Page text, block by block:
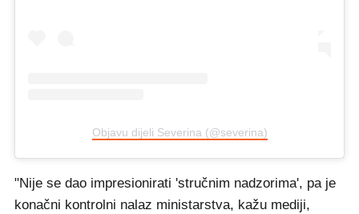
Objavu dijeli Severina (@severina)
"Nije se dao impresionirati 'stručnim nadzorima', pa je
konačni kontrolni nalaz ministarstva, kažu mediji,